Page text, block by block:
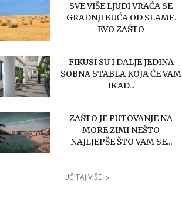
SVE VIŠE LJUDI VRAĆA SE
GRADNJI KUĆA OD SLAME.
EVO ZAŠTO
FIKUSI SU I DALJE JEDINA
SOBNA STABLA KOJA ĆE VAM
IKAD...
ZAŠTO JE PUTOVANJE NA
MORE ZIMI NEŠTO
NAJLJEPŠE ŠTO VAM SE...
UČITAJ VIŠE